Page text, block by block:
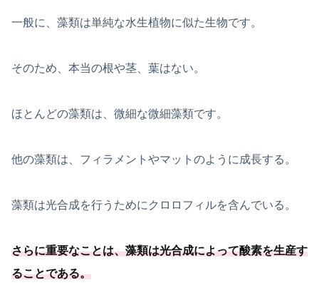
一般に、藻類は単純な水生植物に似た生物です。
そのため、本当の根や茎、葉はない。
ほとんどの藻類は、微細な微細藻類です。
他の藻類は、フィラメントやマットのように成長する。
藻類は光合成を行うためにクロロフィルを含んでいる。
さらに重要なことは、藻類は光合成によって酸素を生産す
ることである。